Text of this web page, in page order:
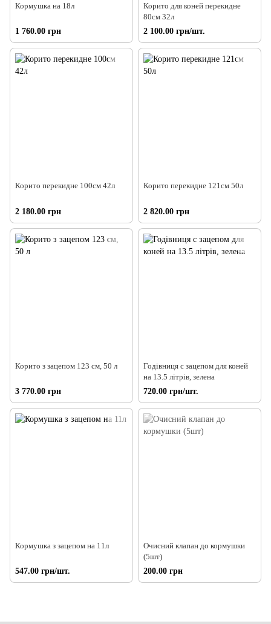
Кормушка на 18л
1 760.00 грн
Корито для коней перекидне
80см 32л
2 100.00 грн/шт.
Корито перекидне 100см 42л
2 180.00 грн
Корито перекидне 121см 50л
2 820.00 грн
Корито з зацепом 123 см, 50 л
3 770.00 грн
Годівниця с зацепом для коней
на 13.5 літрів, зелена
720.00 грн/шт.
Кормушка з зацепом на 11л
547.00 грн/шт.
Очисний клапан до кормушки
(5шт)
200.00 грн